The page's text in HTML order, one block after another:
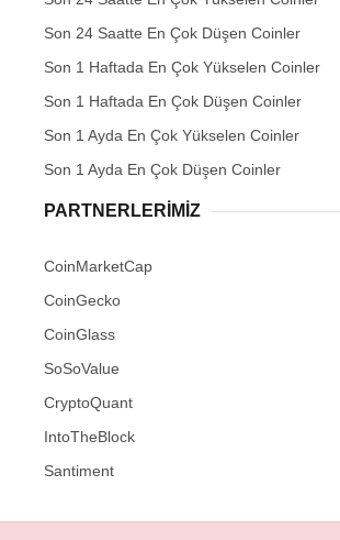
Son 24 Saatte En Çok Düşen Coinler
Son 1 Haftada En Çok Yükselen Coinler
Son 1 Haftada En Çok Düşen Coinler
Son 1 Ayda En Çok Yükselen Coinler
Son 1 Ayda En Çok Düşen Coinler
PARTNERLERIMIZ
CoinMarketCap
CoinGecko
CoinGlass
SoSoValue
CryptoQuant
IntoTheBlock
Santiment